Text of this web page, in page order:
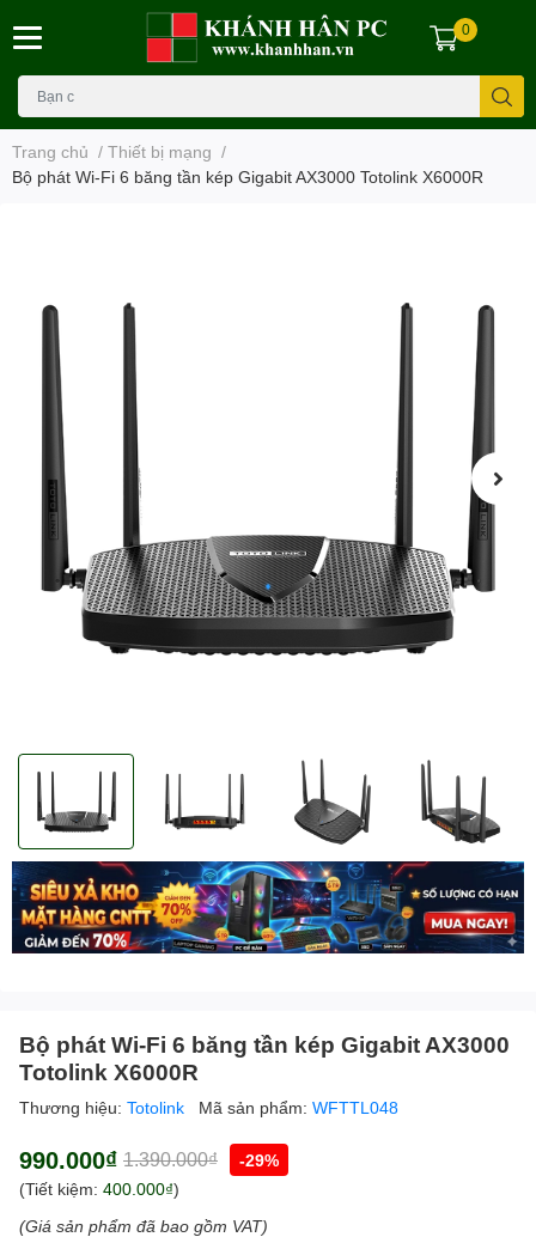
0
Trang chủ / Thiết bị mạng /
Bộ phát Wi-Fi 6 băng tần kép Gigabit AX3000 Totolink X6000R
Bộ phát Wi-Fi 6 băng tần kép Gigabit AX3000
Totolink X6000R
Thương hiệu: Totolink Mã sản phẩm: WFTTL048
990.000₫ 1.390.000₫
-29%
(Tiết kiệm: 400.000₫)
(Giá sản phẩm đã bao gồm VAT)